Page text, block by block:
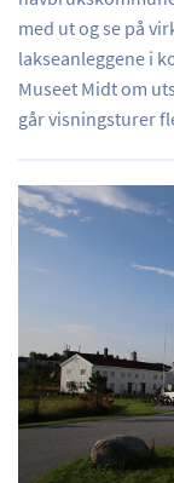
med ut og se på
lakseanleggene i
Museet Midt om
går visningsturer